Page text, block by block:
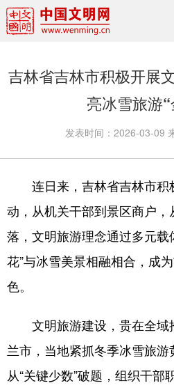
权威发布
资讯联播
文明实践
文明之光
吉林省吉林市积极开展
亮冰雪旅游
发表时间： 2026-03-09
连日来，吉林省吉林市积
动，从机关干部到景区商户
落，文明旅游理念通过多元载
花”与冰雪美景相融相合，成
色。
文明旅游建设，贵在全域
兰市，当地紧抓冬季冰雪旅
从“关键少数”破题，组织干